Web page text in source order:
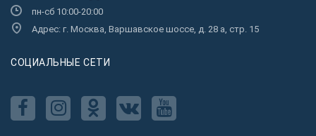
пн-сб 10:00-20:00
Адрес: г. Москва, Варшавское шоссе, д. 28 а, стр. 15
CОЦИАЛЬНЫЕ СЕТИ